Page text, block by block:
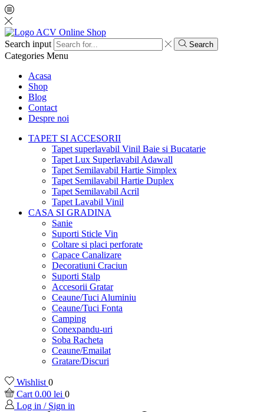
Search input Search
Categories Menu
Acasa
Shop
Blog
Contact
Despre noi
TAPET SI ACCESORII
Tapet superlavabil Vinil Baie si Bucatarie
Tapet Lux Superlavabil Adawall
Tapet Semilavabil Hartie Simplex
Tapet Semilavabil Hartie Duplex
Tapet Semilavabil Acril
Tapet Lavabil Vinil
CASA SI GRADINA
Sanie
Suporti Sticle Vin
Coltare si placi perforate
Capace Canalizare
Decoratiuni Craciun
Suporti Stalp
Accesorii Gratar
Ceaune/Tuci Aluminiu
Ceaune/Tuci Fonta
Camping
Conexpandu-uri
Soba Racheta
Ceaune/Emailat
Gratare/Discuri
Wishlist 0
Cart 0.00 lei 0
Log in / Sign in